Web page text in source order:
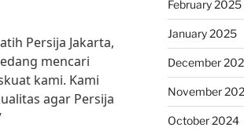
Persija Jakarta,
mencari
kami. Kami
agar Persija
February 2025
January 2025
December
November
October 2024